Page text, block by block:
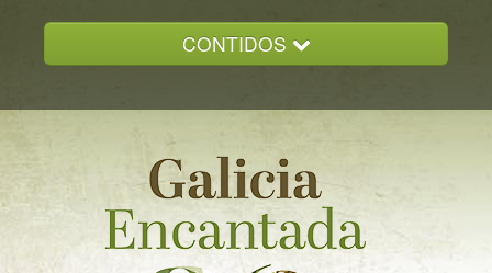
CONTIDOS
GALICIA ENCANTADA
DOCUMENTACION
NOVAS
CONTACTO